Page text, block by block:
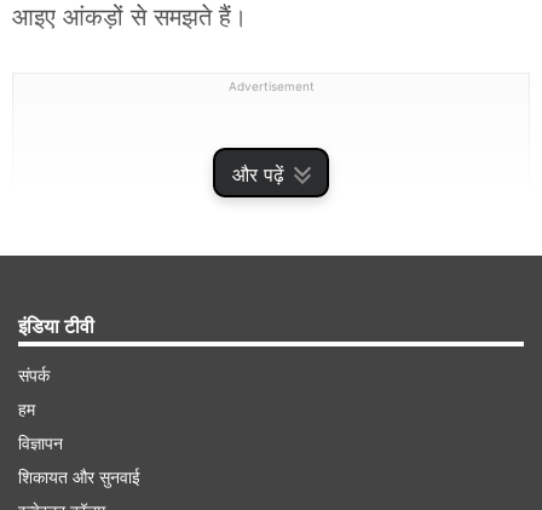
और पढ़ें
आइए आंकड़ों से समझते हैं।
Advertisement
सोने ने इस साल दिया 17.06% रिटर्न
एमसीएक्स एक्सचेंज पर सोने का घरेलू वायदा भाव शुक्रवार
इंडिया टीवी
संपर्क
हम
विज्ञापन
शिकायत और सुनवाई